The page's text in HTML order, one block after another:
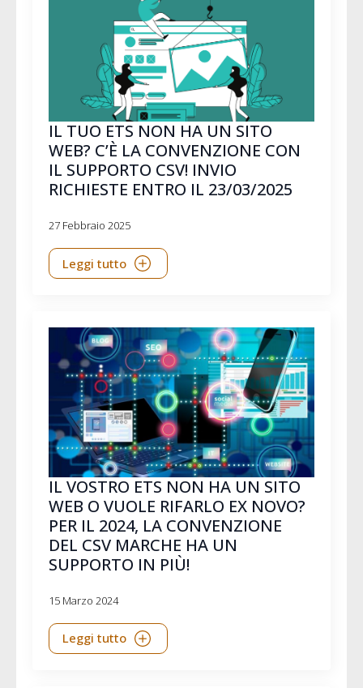
IL TUO ETS NON HA UN SITO
WEB? C’È LA CONVENZIONE CON
IL SUPPORTO CSV! INVIO
RICHIESTE ENTRO IL 23/03/2025
27 Febbraio 2025
Leggi tutto
IL VOSTRO ETS NON HA UN SITO
WEB O VUOLE RIFARLO EX NOVO?
PER IL 2024, LA CONVENZIONE
DEL CSV MARCHE HA UN
SUPPORTO IN PIÙ!
15 Marzo 2024
Leggi tutto